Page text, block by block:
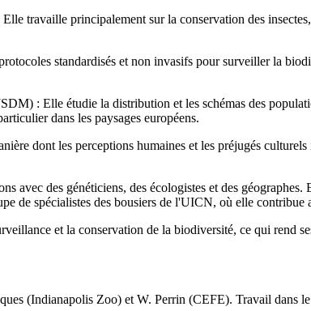
travaille principalement sur la conservation des
standardisés et non invasifs pour surveiller la
: Elle étudie la distribution et les schémas des
dans les paysages européens.
dont les perceptions humaines et les préjugés
avec des généticiens, des écologistes et des
de spécialistes des bousiers de l'UICN, où elle
et la conservation de la biodiversité, ce qui rend
(Indianapolis Zoo) et W. Perrin (CEFE). Travail dans